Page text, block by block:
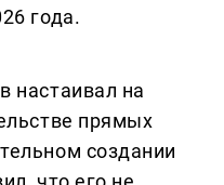
года.
настаивал на
прямых
создании